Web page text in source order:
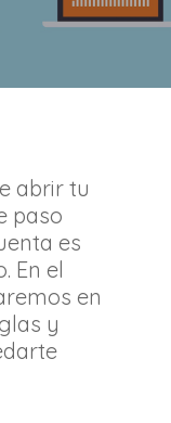
abrir tu
paso
es
En el
en
y